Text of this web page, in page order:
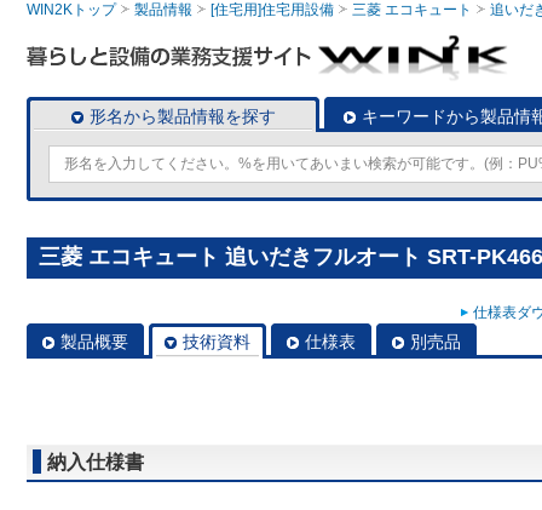
WIN2Kトップ 製品情報 [住宅用]住宅用設備 三菱 エコキュート 追いだ
形名から製品情報を探す キーワードから製品情
三菱 エコキュート 追いだきフルオート SRT-
仕様表ダ
製品概要 技術資料 仕様表 別売品
納入仕様書